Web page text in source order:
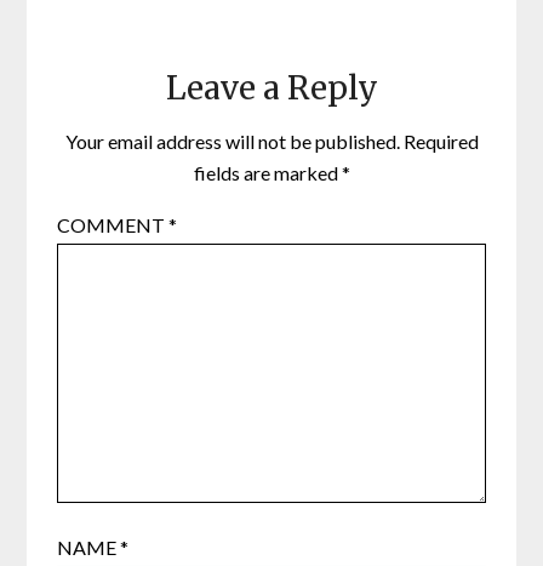
Leave a Reply
Your email address will not be published. Required
fields are marked*
COMMENT*
NAME*